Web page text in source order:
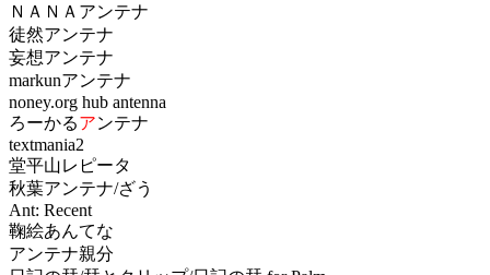
ＮＡＮＡアンテナ
徒然アンテナ
妄想アンテナ
markunアンテナ
noney.org hub antenna
ろーかるアンテナ
textmania2
堂平山レピータ
秋葉アンテナ/ざう
Ant: Recent
鞠絵あんてな
アンテナ親分